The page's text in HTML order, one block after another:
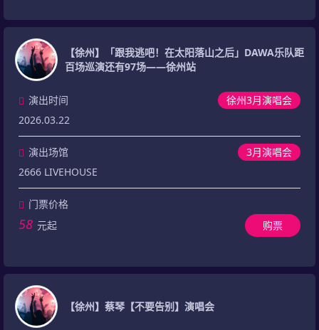
【徐州】「跟我逃吧！在太阳落山之后」DAWA乐队距
百场巡演还有97场——徐州站
徐州3月演唱会
演出时间
2026.03.22
3月演唱会
演出场馆
2666 LIVEHOUSE
门票价格
58 元起 购票
【徐州】蔡琴【不要告别】演唱会